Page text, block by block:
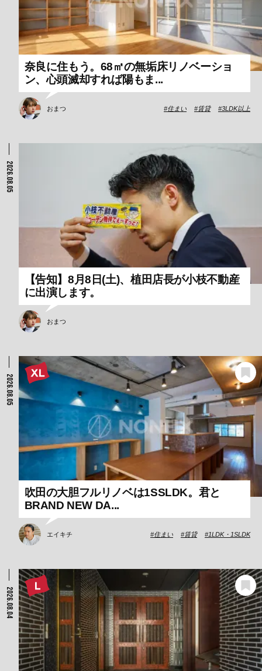
奈良に住もう。68㎡の無垢床リノベーショ
ン、心頭滅却すれば陽もま...
おまつ 住まい 賃貸 3LDK以上
2026.08.05
【告知】8月8日(土)、植田店長が小枝不動産
に出演します。
おまつ
2026.08.05
吹田の大胆フルリノベは1SSLDK。君と
BRAND NEW DA...
エイキチ 住まい 賃貸 1LDK・1SLDK
2026.08.04